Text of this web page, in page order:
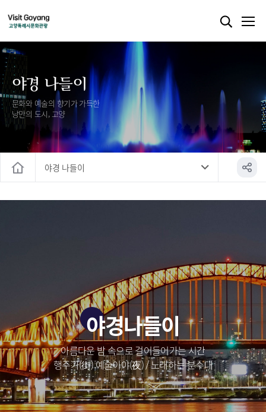
야경 나들이
문화와 예술의 향기가 가득한
낭만의 도시, 고양
야경 나들이
야경나들이
아름다운 밤 속으로 걸어들어가는 시간
행주가(街) 예술이야(夜) / 노래하는 분수대